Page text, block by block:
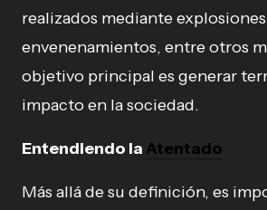
realizados mediante
envenenamientos, entre otros
objetivo principal es generar
impacto en la sociedad.
Entendiendo la Atentado
Más allá de su definición, es